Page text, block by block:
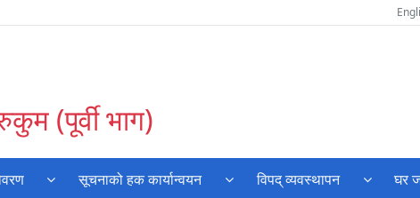
(पूर्वी भाग)
सूचनाको हक कार्यान्वयन विपद् व्यवस्थापन घर